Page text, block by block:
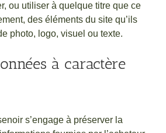
ou utiliser à quelque titre que ce
des éléments du site qu’ils
photo, logo, visuel ou texte.
à caractère
s’engage à préserver la